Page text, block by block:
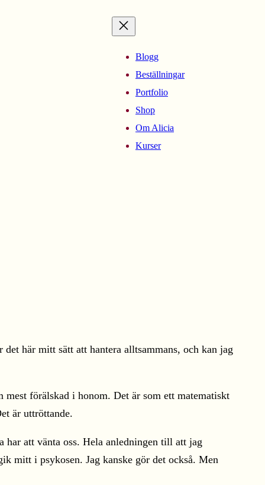
Blogg
Beställningar
Portfolio
Shop
Om Alicia
Kurser
här mitt sätt att hantera alltsammans, och kan jag
förälskad i honom. Det är som ett matematiskt
är uttröttande.
att vänta oss. Hela anledningen till att jag
mitt i psykosen. Jag kanske gör det också. Men